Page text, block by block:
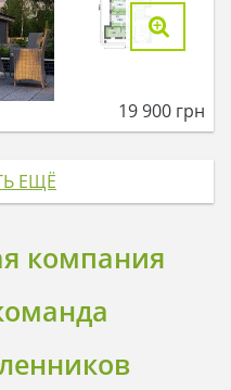
19 900 грн
ЕЩЁ
компания